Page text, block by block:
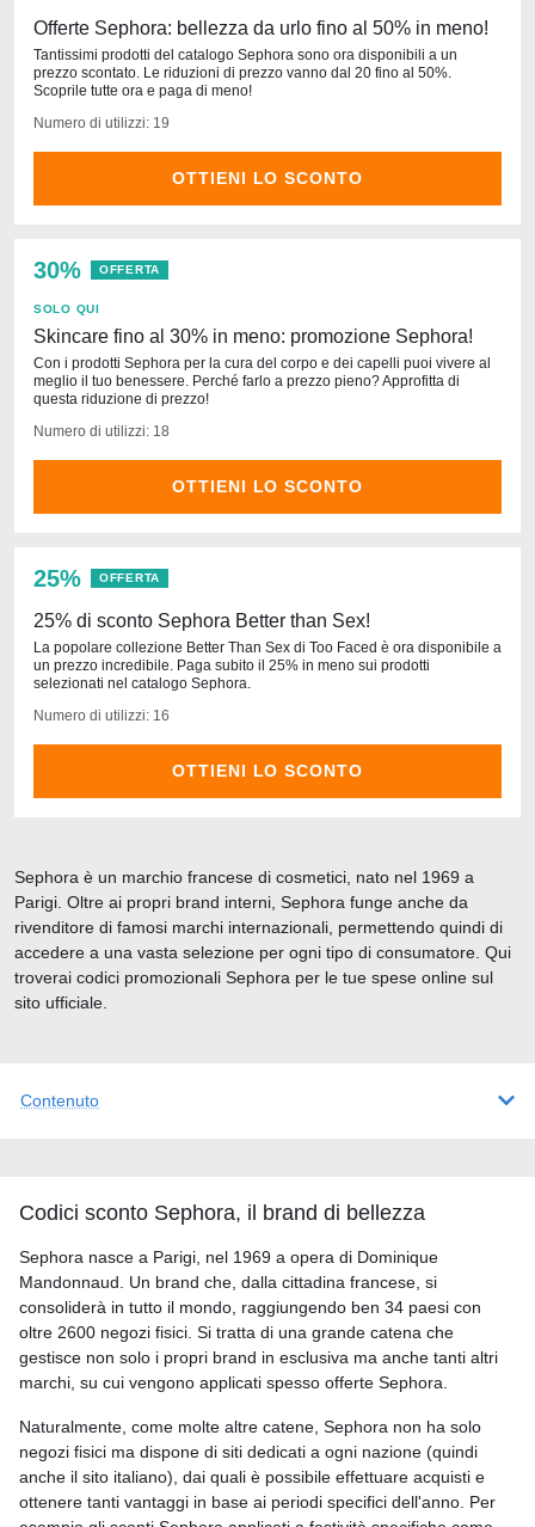
Offerte Sephora: bellezza da urlo fino al 50% in meno!
Tantissimi prodotti del catalogo Sephora sono ora disponibili a un
prezzo scontato. Le riduzioni di prezzo vanno dal 20 fino al 50%.
Scoprile tutte ora e paga di meno!
Numero di utilizzi: 19
OTTIENI LO SCONTO
30% OFFERTA
SOLO QUI
Skincare fino al 30% in meno: promozione Sephora!
Con i prodotti Sephora per la cura del corpo e dei capelli puoi vivere al
meglio il tuo benessere. Perché farlo a prezzo pieno? Approfitta di
questa riduzione di prezzo!
Numero di utilizzi: 18
OTTIENI LO SCONTO
25% OFFERTA
25% di sconto Sephora Better than Sex!
La popolare collezione Better Than Sex di Too Faced è ora disponibile a
un prezzo incredibile. Paga subito il 25% in meno sui prodotti
selezionati nel catalogo Sephora.
Numero di utilizzi: 16
OTTIENI LO SCONTO
Contenuto
Codici sconto Sephora, il brand di bellezza
Sephora nasce a Parigi, nel 1969 a opera di Dominique
Mandonnaud. Un brand che, dalla cittadina francese, si
consoliderà in tutto il mondo, raggiungendo ben 34 paesi con
oltre 2600 negozi fisici. Si tratta di una grande catena che
gestisce non solo i propri brand in esclusiva ma anche tanti altri
marchi, su cui vengono applicati spesso offerte Sephora.
Naturalmente, come molte altre catene, Sephora non ha solo
negozi fisici ma dispone di siti dedicati a ogni nazione (quindi
anche il sito italiano), dai quali è possibile effettuare acquisti e
ottenere tanti vantaggi in base ai periodi specifici dell'anno. Per
Sephora è un marchio francese di cosmetici, nato nel 1969 a
Parigi. Oltre ai propri brand interni, Sephora funge anche da
rivenditore di famosi marchi internazionali, permettendo quindi di
accedere a una vasta selezione per ogni tipo di consumatore. Qui
troverai codici promozionali Sephora per le tue spese online sul
sito ufficiale.